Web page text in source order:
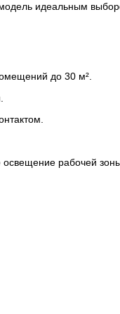
идеальным
до 30 м².
рабочей